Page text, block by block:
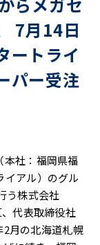
7月14日
ートライ
パー受注
社：福岡県福
イアル）のグル
う株式会社
代表取締役社
2月の北海道札幌